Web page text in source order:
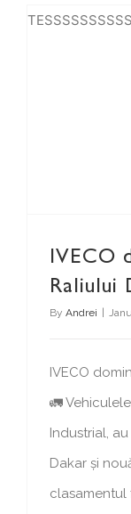
IVECO
Raliului
By Andrei
IVECO
🚛
Industrial,
Dakar și
clasamentul